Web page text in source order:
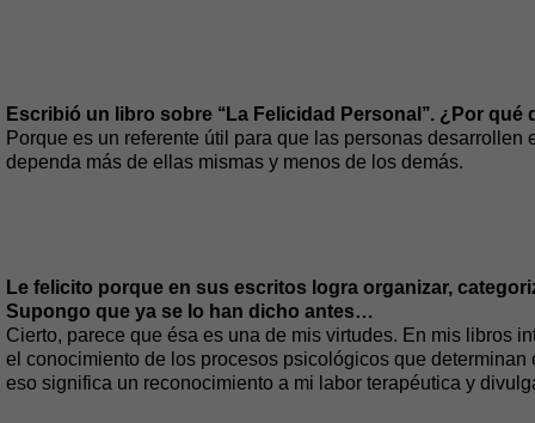
Escribió un libro sobre ‘‘La Felicidad Personal’’. ¿Por
Porque es un referente útil para que las personas
dependa más de ellas mismas y menos de los demás.
Le felicito porque en sus escritos logra organizar,
Supongo que ya se lo han dicho antes…
Cierto, parece que ésa es una de mis virtudes. En mis libros
el conocimiento de los procesos psicológicos que
eso significa un reconocimiento a mi labor terapéutica y